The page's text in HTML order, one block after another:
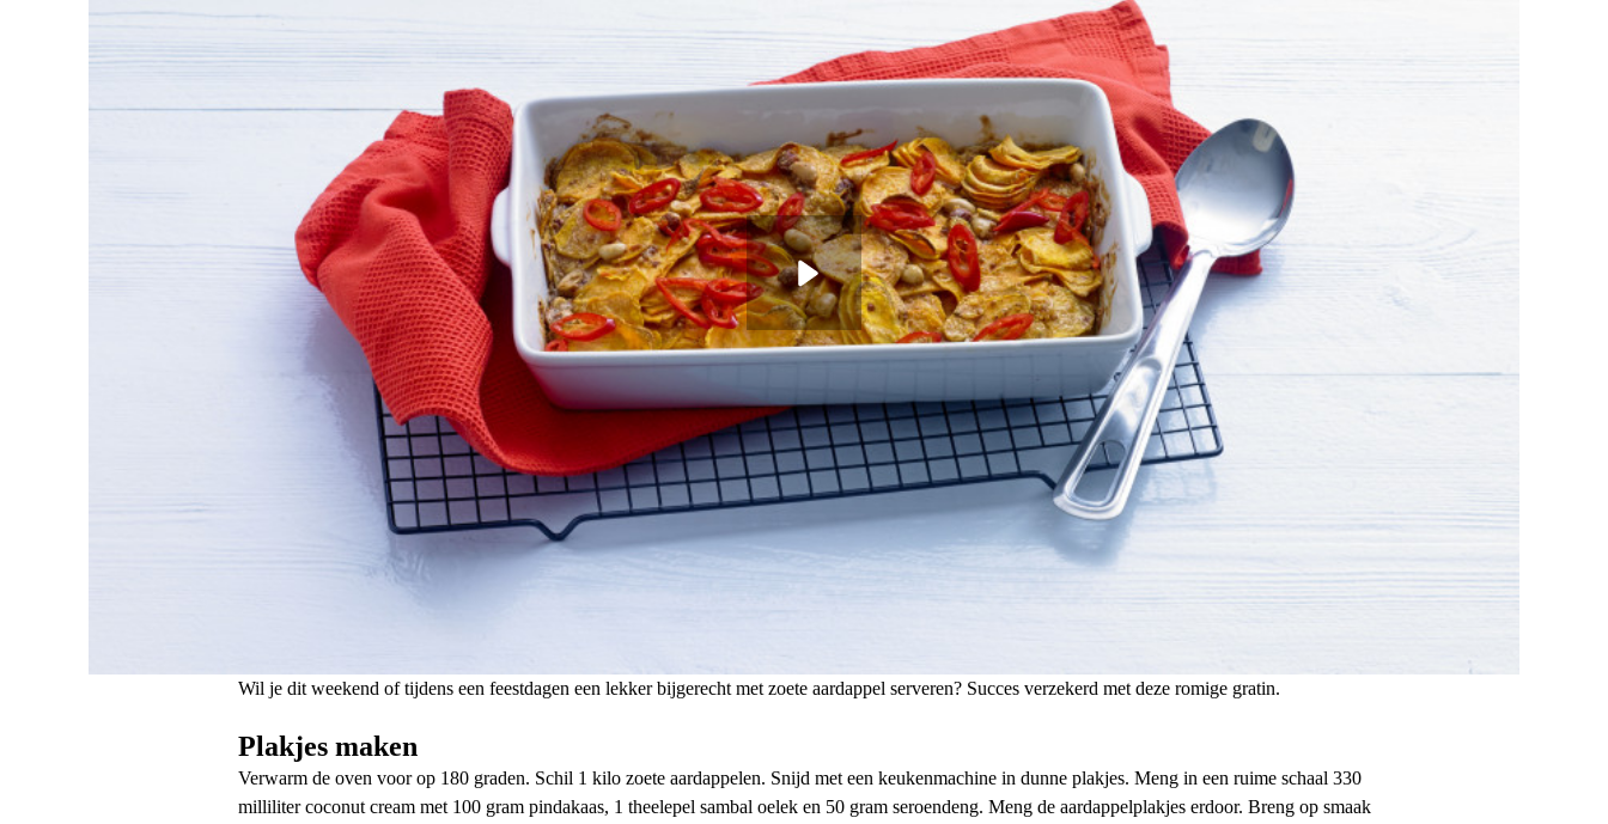
Wil je dit weekend of tijdens een feestdagen een lekker bijgerecht met zoete aardappel serveren? Succes verzekerd met deze romige gratin.
Plakjes maken
Verwarm de oven voor op 180 graden. Schil 1 kilo zoete aardappelen. Snijd met een keukenmachine in dunne plakjes. Meng in een ruime schaal 330
milliliter coconut cream met 100 gram pindakaas, 1 theelepel sambal oelek en 50 gram seroendeng. Meng de aardappelplakjes erdoor. Breng op smaak